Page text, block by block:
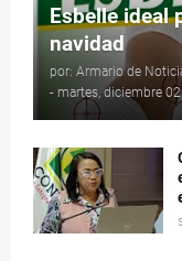
Esbelle ideal
navidad
por: Armario de
- martes, diciembre